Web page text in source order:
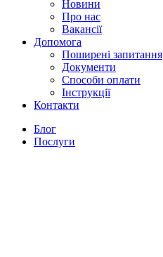
Новини
Про нас
Вакансії
Допомога
Поширені запитання
Документи
Способи оплати
Інструкції
Контакти
Блог
Послуги